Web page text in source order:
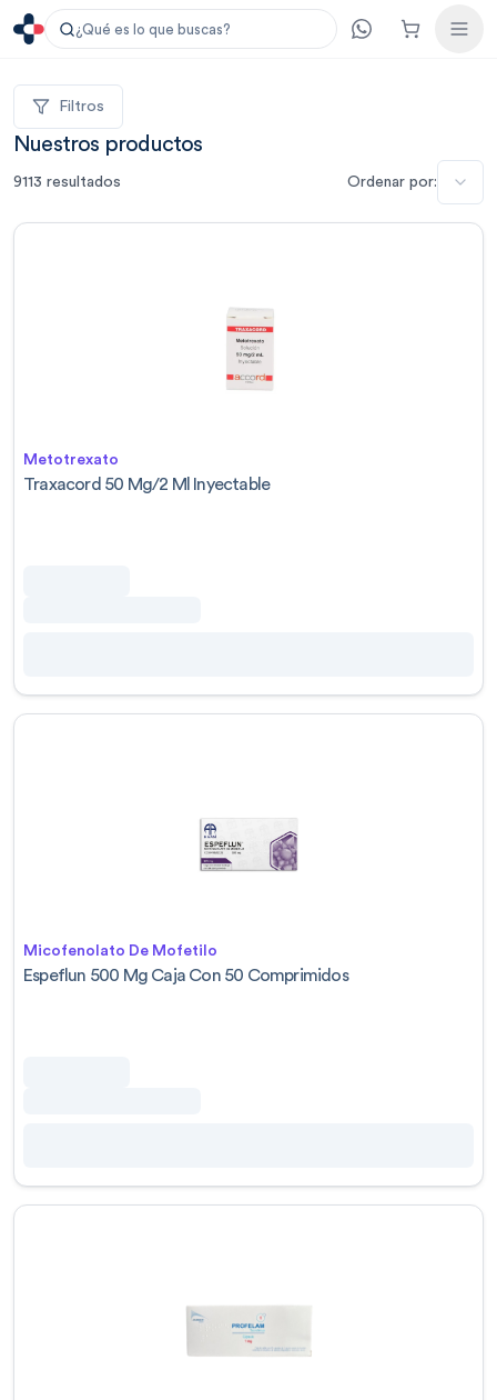
¿Qué es lo que buscas?
Filtros
Nuestros productos
9113 resultados Ordenar por:
Metotrexato
Traxacord 50 Mg/2 Ml Inyectable
Micofenolato De Mofetilo
Espeflun 500 Mg Caja Con 50 Comprimidos